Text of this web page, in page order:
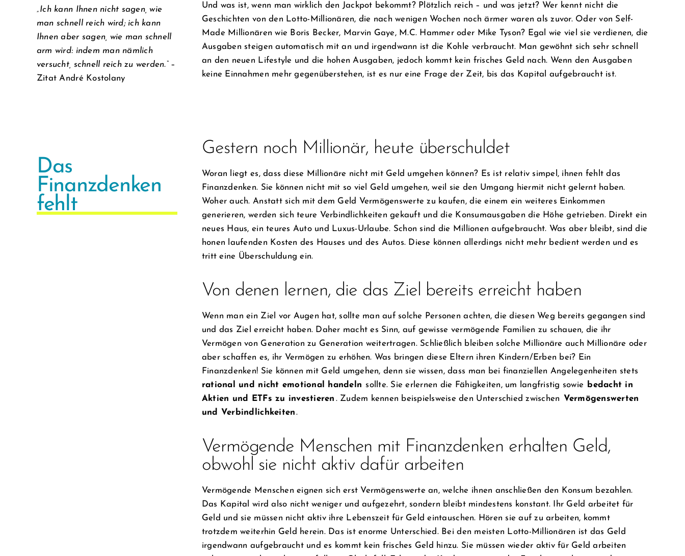
„Ich kann Ihnen nicht sagen, wie
man schnell reich wird; ich kann
Ihnen aber sagen, wie man schnell
arm wird: indem man nämlich
versucht, schnell reich zu werden.“–
Zitat André Kostolany
Und was ist, wenn man wirklich den Jackpot bekommt? Plötzlich reich – und was jetzt? Wer kennt nicht die
Geschichten von den Lotto-Millionären, die nach wenigen Wochen noch ärmer waren als zuvor. Oder von Self-
Made Millionären wie Boris Becker, Marvin Gaye, M.C. Hammer oder Mike Tyson? Egal wie viel sie verdienen, die
Ausgaben steigen automatisch mit an und irgendwann ist die Kohle verbraucht. Man gewöhnt sich sehr schnell
an den neuen Lifestyle und die hohen Ausgaben, jedoch kommt kein frisches Geld nach. Wenn den Ausgaben
keine Einnahmen mehr gegenüberstehen, ist es nur eine Frage der Zeit, bis das Kapital aufgebraucht ist.
Das
Finanzdenken
fehlt
Gestern noch Millionär, heute überschuldet
Woran liegt es, dass diese Millionäre nicht mit Geld umgehen können? Es ist relativ simpel, ihnen fehlt das
Finanzdenken. Sie können nicht mit so viel Geld umgehen, weil sie den Umgang hiermit nicht gelernt haben.
Woher auch. Anstatt sich mit dem Geld Vermögenswerte zu kaufen, die einem ein weiteres Einkommen
generieren, werden sich teure Verbindlichkeiten gekauft und die Konsumausgaben die Höhe getrieben. Direkt ein
neues Haus, ein teures Auto und Luxus-Urlaube. Schon sind die Millionen aufgebraucht. Was aber bleibt, sind die
honen laufenden Kosten des Hauses und des Autos. Diese können allerdings nicht mehr bedient werden und es
tritt eine Überschuldung ein.
Von denen lernen, die das Ziel bereits erreicht haben
Wenn man ein Ziel vor Augen hat, sollte man auf solche Personen achten, die diesen Weg bereits gegangen sind
und das Ziel erreicht haben. Daher macht es Sinn, auf gewisse vermögende Familien zu schauen, die ihr
Vermögen von Generation zu Generation weitertragen. Schließlich bleiben solche Millionäre auch Millionäre oder
aber schaffen es, ihr Vermögen zu erhöhen. Was bringen diese Eltern ihren Kindern/Erben bei? Ein
Finanzdenken! Sie können mit Geld umgehen, denn sie wissen, dass man bei finanziellen Angelegenheiten stets
rational und nicht emotional handeln sollte. Sie erlernen die Fähigkeiten, um langfristig sowie
bedacht in
Aktien und ETFs zu investieren . Zudem kennen beispielsweise den Unterschied zwischen Vermögenswerten
und Verbindlichkeiten.
Vermögende Menschen mit Finanzdenken erhalten Geld,
obwohl sie nicht aktiv dafür arbeiten
Vermögende Menschen eignen sich erst Vermögenswerte an, welche ihnen anschließen den Konsum bezahlen.
Das Kapital wird also nicht weniger und aufgezehrt, sondern bleibt mindestens konstant. Ihr Geld arbeitet für
Geld und sie müssen nicht aktiv ihre Lebenszeit für Geld eintauschen. Hören sie auf zu arbeiten, kommt
trotzdem weiterhin Geld herein. Das ist enorme Unterschied. Bei den meisten Lotto-Millionären ist das Geld
irgendwann aufgebraucht und es kommt kein frisches Geld hinzu. Sie müssen wieder aktiv für Geld arbeiten